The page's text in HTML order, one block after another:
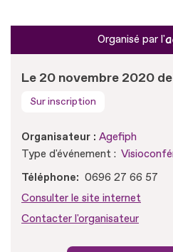
Organisé par l'
Le 20 novembre 2020
Sur inscription
Organisateur : Agefiph
Type d'événement :
Téléphone
0696 27 66 57
Consulter le site internet
Contacter l'organisateur